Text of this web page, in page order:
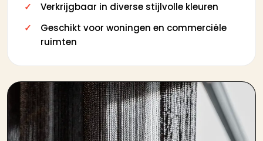
Verkrijgbaar in diverse stijlvolle kleuren
Geschikt voor woningen en commerciële
ruimten